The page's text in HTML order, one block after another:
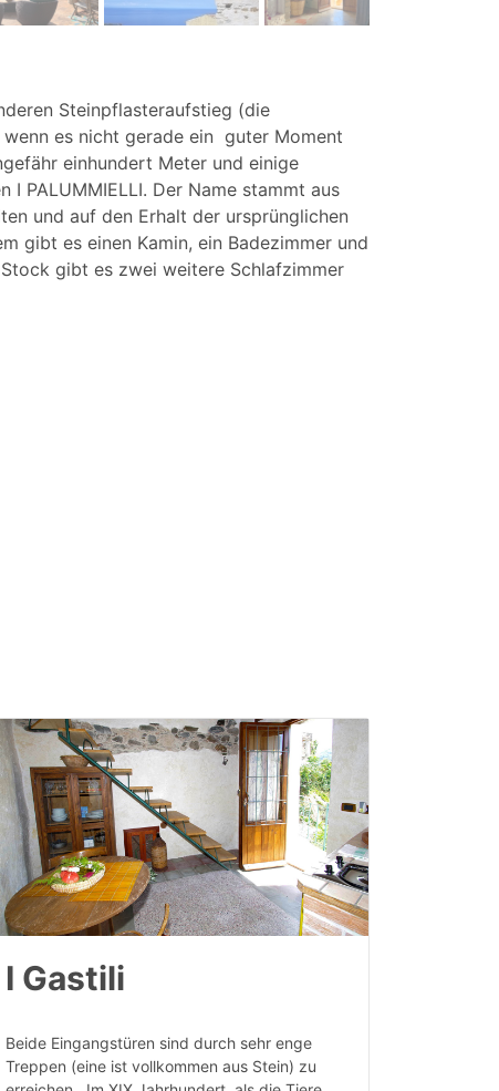
Steinpflasteraufstieg (die
es nicht gerade ein guter Moment
einhundert Meter und einige
PALUMMIELLI. Der Name stammt aus
und auf den Erhalt der ursprünglichen
gibt es einen Kamin, ein Badezimmer und
gibt es zwei weitere Schlafzimmer
I Gastili
Beide Eingangstüren sind durch sehr enge
Treppen (eine ist vollkommen aus Stein) zu